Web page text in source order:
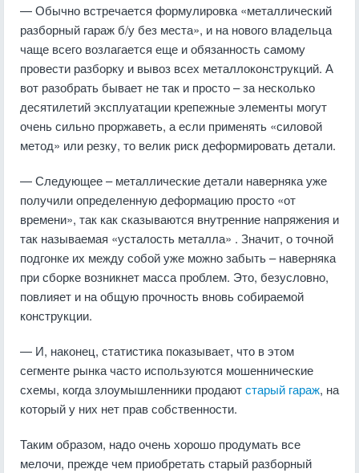
— Обычно встречается формулировка «металлический
разборный гараж б/у без места», и на нового владельца
чаще всего возлагается еще и обязанность самому
провести разборку и вывоз всех металлоконструкций. А
вот разобрать бывает не так и просто – за несколько
десятилетий эксплуатации крепежные элементы могут
очень сильно проржаветь, а если применять «силовой
метод» или резку, то велик риск деформировать детали.
— Следующее – металлические детали наверняка уже
получили определенную деформацию просто «от
времени», так как сказываются внутренние напряжения и
так называемая «усталость металла» . Значит, о точной
подгонке их между собой уже можно забыть – наверняка
при сборке возникнет масса проблем. Это, безусловно,
повлияет и на общую прочность вновь собираемой
конструкции.
— И, наконец, статистика показывает, что в этом
сегменте рынка часто используются мошеннические
схемы, когда злоумышленники продаютстарый гараж, на
который у них нет прав собственности.
Таким образом, надо очень хорошо продумать все
мелочи, прежде чем приобретать старый разборный